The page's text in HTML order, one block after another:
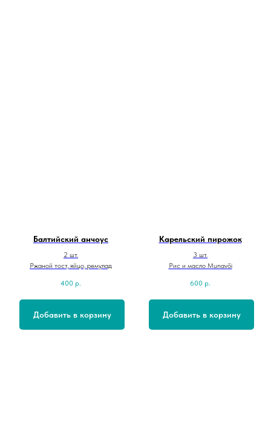
Балтийский анчоус
2 шт.
Ржаной тост, яйцо, ремулад
400 р.
Добавить в корзину
Карельский пирожок
3 шт.
Рис и масло Munavõi
600 р.
Добавить в корзину